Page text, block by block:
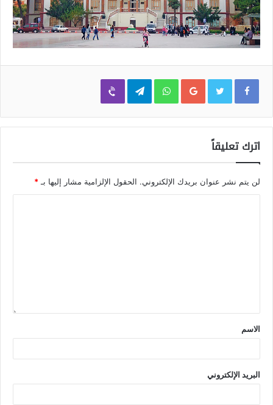
Google+
WhatsApp
Telegram
Viber
اترك تعليقاً
لن يتم نشر عنوان بريدك الإلكتروني. الحقول الإلزامية مشار إليها بـ *
الاسم
البريد الإلكتروني